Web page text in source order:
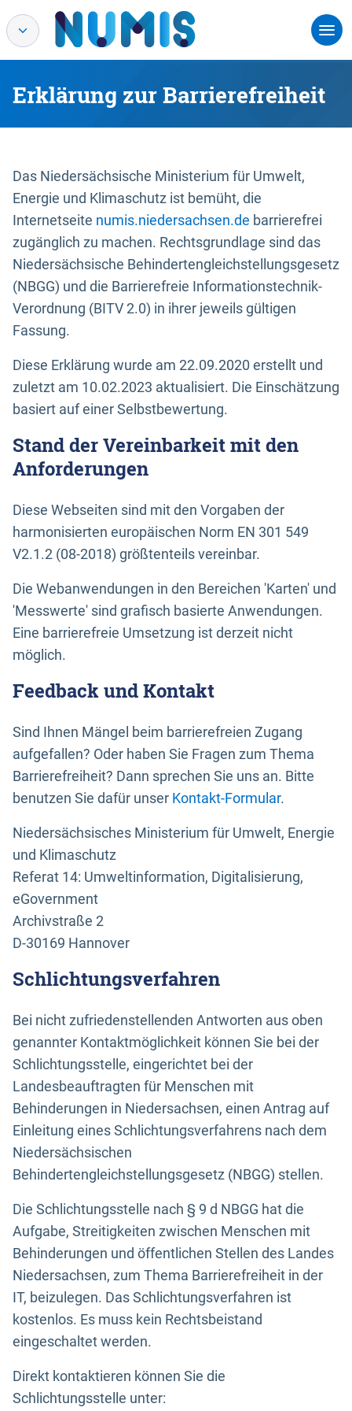
Erklärung zur Barrierefreiheit
Das Niedersächsische Ministerium für Umwelt,
Energie und Klimaschutz ist bemüht, die
Internetseite numis.niedersachsen.de barrierefrei
zugänglich zu machen. Rechtsgrundlage sind das
Niedersächsische Behindertengleichstellungsgesetz
(NBGG) und die Barrierefreie Informationstechnik-
Verordnung (BITV 2.0) in ihrer jeweils gültigen
Fassung.
Diese Erklärung wurde am 22.09.2020 erstellt und
zuletzt am 10.02.2023 aktualisiert. Die Einschätzung
basiert auf einer Selbstbewertung.
Stand der Vereinbarkeit mit den
Anforderungen
Diese Webseiten sind mit den Vorgaben der
harmonisierten europäischen Norm EN 301 549
V2.1.2 (08-2018) größtenteils vereinbar.
Die Webanwendungen in den Bereichen 'Karten' und
'Messwerte' sind grafisch basierte Anwendungen.
Eine barrierefreie Umsetzung ist derzeit nicht
möglich.
Feedback und Kontakt
Sind Ihnen Mängel beim barrierefreien Zugang
aufgefallen? Oder haben Sie Fragen zum Thema
Barrierefreiheit? Dann sprechen Sie uns an. Bitte
benutzen Sie dafür unser Kontakt-Formular.
Niedersächsisches Ministerium für Umwelt, Energie
und Klimaschutz
Referat 14: Umweltinformation, Digitalisierung,
eGovernment
Archivstraße 2
D-30169 Hannover
Schlichtungsverfahren
Bei nicht zufriedenstellenden Antworten aus oben
genannter Kontaktmöglichkeit können Sie bei der
Schlichtungsstelle, eingerichtet bei der
Landesbeauftragten für Menschen mit
Behinderungen in Niedersachsen, einen Antrag auf
Einleitung eines Schlichtungsverfahrens nach dem
Niedersächsischen
Behindertengleichstellungsgesetz (NBGG) stellen.
Die Schlichtungsstelle nach § 9 d NBGG hat die
Aufgabe, Streitigkeiten zwischen Menschen mit
Behinderungen und öffentlichen Stellen des Landes
Niedersachsen, zum Thema Barrierefreiheit in der
IT, beizulegen. Das Schlichtungsverfahren ist
kostenlos. Es muss kein Rechtsbeistand
eingeschaltet werden.
Direkt kontaktieren können Sie die
Schlichtungsstelle unter: